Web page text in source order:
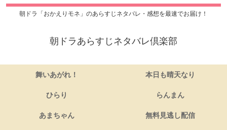
朝ドラ「おかえりモネ」のあらすじネタバレ・感想を最速でお届け！
朝ドラあらすじネタバレ倶楽部
舞いあがれ！ 本日も晴天なり
ひらり らんまん
あまちゃん 無料見逃し配信